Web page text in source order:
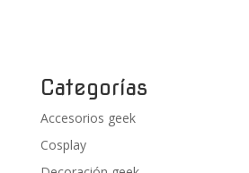
Categorías
Accesorios geek
Cosplay